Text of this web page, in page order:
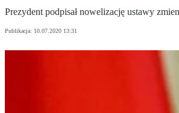
Prezydent podpisał nowelizację ustawy
Publikacja: 10.07.2020 13:31